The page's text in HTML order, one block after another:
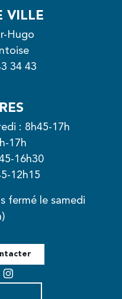
VILLE
Hugo
34 43
: 8h45-17h
17h
16h30
12h15
fermé le samedi
Instagram